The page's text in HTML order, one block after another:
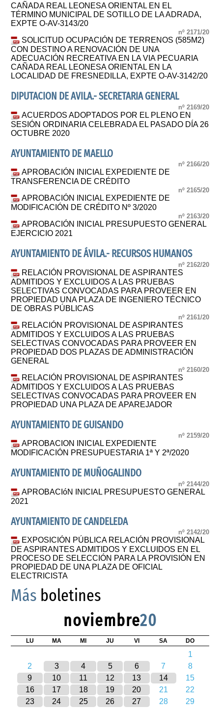
CAÑADA REAL LEONESA ORIENTAL EN EL
TÉRMINO MUNICIPAL DE SOTILLO DE LA ADRADA,
EXPTE O-AV-3143/20
nº 2171/20
SOLICITUD OCUPACIÓN DE TERRENOS (585M2)
CON DESTINO A RENOVACIÓN DE UNA
ADECUACIÓN RECREATIVA EN LA VIA PECUARIA
CAÑADA REAL LEONESA ORIENTAL EN LA
LOCALIDAD DE FRESNEDILLA, EXPTE O-AV-3142/20
DIPUTACION DE AVILA.- SECRETARIA GENERAL
nº 2169/20
ACUERDOS ADOPTADOS POR EL PLENO EN
SESIÓN ORDINARIA CELEBRADA EL PASADO DÍA 26
OCTUBRE 2020
AYUNTAMIENTO DE MAELLO
nº 2166/20
APROBACIÓN INICIAL EXPEDIENTE DE
TRANSFERENCIA DE CRÉDITO
nº 2165/20
APROBACIÓN INICIAL EXPEDIENTE DE
MODIFICACIÓN DE CRÉDITO Nº 3/2020
nº 2163/20
APROBACIÓN INICIAL PRESUPUESTO GENERAL
EJERCICIO 2021
AYUNTAMIENTO DE ÁVILA.- RECURSOS HUMANOS
nº 2162/20
RELACIÓN PROVISIONAL DE ASPIRANTES
ADMITIDOS Y EXCLUIDOS A LAS PRUEBAS
SELECTIVAS CONVOCADAS PARA PROVEER EN
PROPIEDAD UNA PLAZA DE INGENIERO TÉCNICO
DE OBRAS PÚBLICAS
nº 2161/20
RELACIÓN PROVISIONAL DE ASPIRANTES
ADMITIDOS Y EXCLUIDOS A LAS PRUEBAS
SELECTIVAS CONVOCADAS PARA PROVEER EN
PROPIEDAD DOS PLAZAS DE ADMINISTRACIÓN
GENERAL
nº 2160/20
RELACIÓN PROVISIONAL DE ASPIRANTES
ADMITIDOS Y EXCLUIDOS A LAS PRUEBAS
SELECTIVAS CONVOCADAS PARA PROVEER EN
PROPIEDAD UNA PLAZA DE APAREJADOR
AYUNTAMIENTO DE GUISANDO
nº 2159/20
APROBACION INICIAL EXPEDIENTE
MODIFICACIÓN PRESUPUESTARIA 1ª Y 2ª/2020
AYUNTAMIENTO DE MUÑOGALINDO
nº 2144/20
APROBACIóN INICIAL PRESUPUESTO GENERAL
2021
AYUNTAMIENTO DE CANDELEDA
nº 2142/20
EXPOSICIÓN PÚBLICA RELACIÓN PROVISIONAL
DE ASPIRANTES ADMITIDOS Y EXCLUIDOS EN EL
PROCESO DE SELECCIÓN PARA LA PROVISIÓN EN
PROPIEDAD DE UNA PLAZA DE OFICIAL
ELECTRICISTA
Más boletines
noviembre20
LU MA MI JU VI SA DO
1
2
3 4 5 6 7
8
9
10 11 12 13 14
15
16
17 18 19 20 21
22
23
24 25 26 27 28
29